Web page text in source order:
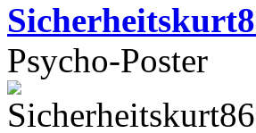
Psycho-Poster